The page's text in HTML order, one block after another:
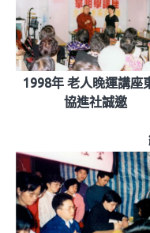
1998年 老人晚運講座
協進社誠邀